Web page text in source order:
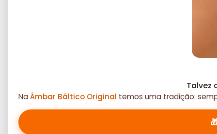
Talvez
NaÂmbar Báltico Original temos uma tradição: